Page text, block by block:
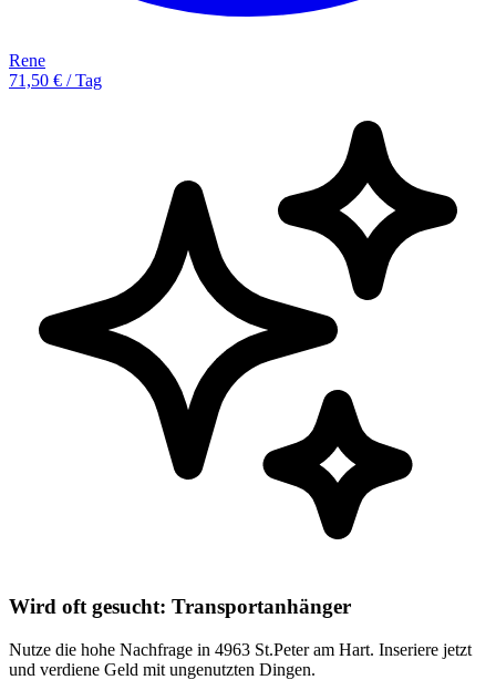
Rene
71,50 € / Tag
Wird oft gesucht: Transportanhänger
Nutze die hohe Nachfrage in 4963 St.Peter am Hart. Inseriere jetzt
und verdiene Geld mit ungenutzten Dingen.